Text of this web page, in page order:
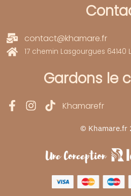
contact@khamare.fr
17 chemin Lasgourgues 64140
Gardons le
Khamarefr
© Khamare.fr